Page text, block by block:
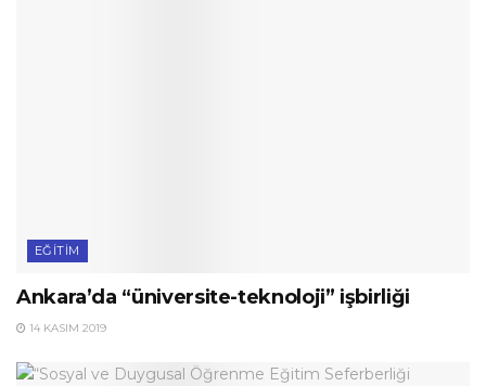
EĞITIM
Ankara’da “üniversite-teknoloji” işbirliği
14 KASIM 2019